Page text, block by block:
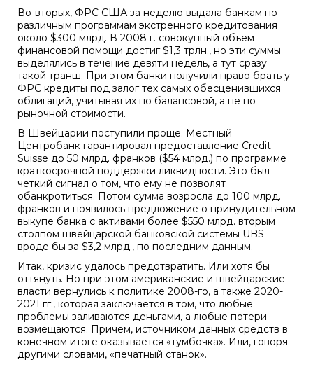
Во-вторых, ФРС США за неделю выдала банкам по
различным программам экстренного кредитования
около $300 млрд. В 2008 г. совокупный объем
финансовой помощи достиг $1,3 трлн., но эти суммы
выделялись в течение девяти недель, а тут сразу
такой транш. При этом банки получили право брать у
ФРС кредиты под залог тех самых обесценившихся
облигаций, учитывая их по балансовой, а не по
рыночной стоимости.
В Швейцарии поступили проще. Местный
Центробанк гарантировал предоставление Credit
Suisse до 50 млрд. франков ($54 млрд.) по программе
краткосрочной поддержки ликвидности. Это был
четкий сигнал о том, что ему не позволят
обанкротиться. Потом сумма возросла до 100 млрд.
франков и появилось предложение о принудительном
выкупе банка с активами более $550 млрд. вторым
столпом швейцарской банковской системы UBS
вроде бы за $3,2 млрд., по последним данным.
Итак, кризис удалось предотвратить. Или хотя бы
оттянуть. Но при этом американские и швейцарские
власти вернулись к политике 2008-го, а также 2020-
2021 гг., которая заключается в том, что любые
проблемы заливаются деньгами, а любые потери
возмещаются. Причем, источником данных средств в
конечном итоге оказывается «тумбочка». Или, говоря
другими словами, «печатный станок».